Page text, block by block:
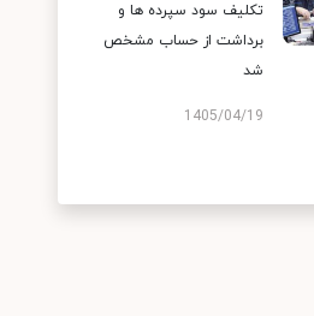
تکلیف سود سپرده ها و
برداشت از حساب مشخص
شد
1405/04/19